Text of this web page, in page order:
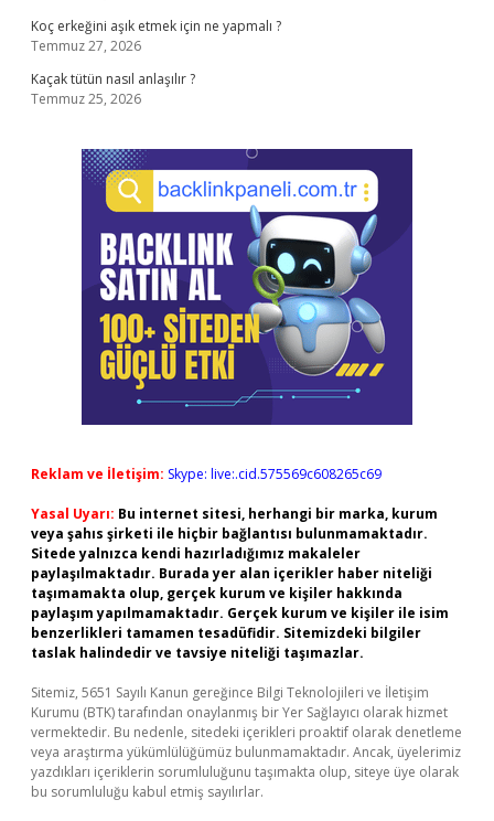
Koç erkeğini aşık etmek için ne yapmalı ?
Temmuz 27, 2026
Kaçak tütün nasıl anlaşılır ?
Temmuz 25, 2026
Reklam ve İletişim: Skype: live:.cid.575569c608265c69
Yasal Uyarı: Bu internet sitesi, herhangi bir marka, kurum
veya şahıs şirketi ile hiçbir bağlantısı bulunmamaktadır.
Sitede yalnızca kendi hazırladığımız makaleler
paylaşılmaktadır. Burada yer alan içerikler haber niteliği
taşımamakta olup, gerçek kurum ve kişiler hakkında
paylaşım yapılmamaktadır. Gerçek kurum ve kişiler ile isim
benzerlikleri tamamen tesadüfidir. Sitemizdeki bilgiler
taslak halindedir ve tavsiye niteliği taşımazlar.
Sitemiz, 5651 Sayılı Kanun gereğince Bilgi Teknolojileri ve İletişim
Kurumu (BTK) tarafından onaylanmış bir Yer Sağlayıcı olarak hizmet
vermektedir. Bu nedenle, sitedeki içerikleri proaktif olarak denetleme
veya araştırma yükümlülüğümüz bulunmamaktadır. Ancak, üyelerimiz
yazdıkları içeriklerin sorumluluğunu taşımakta olup, siteye üye olarak
bu sorumluluğu kabul etmiş sayılırlar.